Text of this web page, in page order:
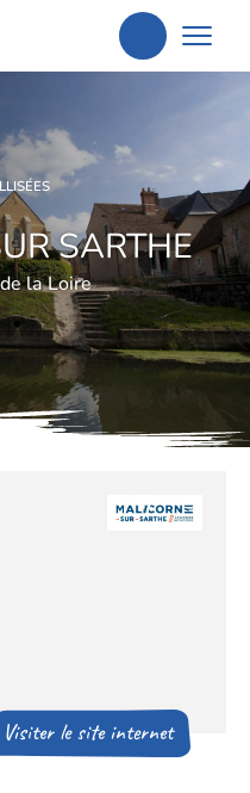
Aller
recherche
SARTHE
la Loire
Visiter le site internet